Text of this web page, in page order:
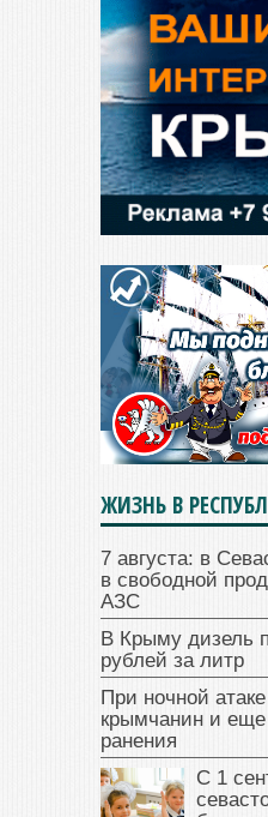
ЖИЗНЬ В
7 августа: в
в свободной
АЗС
В Крыму дизель
рублей за литр
При ночной
крымчанин и
ранения
С 1